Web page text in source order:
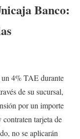
Banco:
4% TAE durante
de su sucursal,
por un importe
tarjeta de
no se aplicarán